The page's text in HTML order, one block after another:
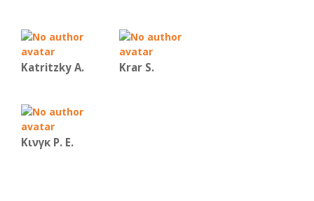
Katritzky A. Krar S.
Κινγκ Ρ. Ε.